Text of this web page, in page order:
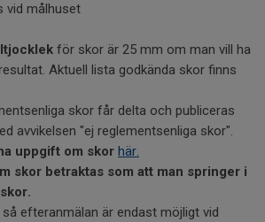
vid målhuset
för skor är 25 mm om man vill ha
Aktuell lista godkända skor finns
skor får delta och publiceras
avvikelsen "ej reglementsenliga skor".
uppgift om skor här.
skor betraktas som att man springer i
efteranmälan är endast möjligt vid